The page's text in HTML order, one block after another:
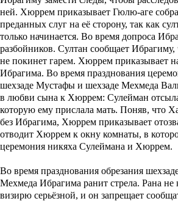
ней. Хюррем приказывает Гюлю-аге
преданных слуг на её сторону, так как
только начинается. Во время допроса
разбойников. Султан сообщает
не покинет гарем. Хюррем приказывает
Ибрагима. Во время празднования
шехзаде Мустафы и шехзаде Мехмеда
в любви сына к Хюррем: Сулейман
которую ему прислала мать. Поняв, что
без Ибрагима, Хюррем приказывает
отводит Хюррем к окну комнаты, в
церемония никяха Сулеймана и Хюррем.
Во время празднования обрезания
Мехмеда Ибрагима ранит стрела. Рана не
визирю серьёзной, и он запрещает